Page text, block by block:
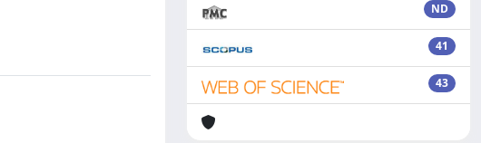
ND
41
43